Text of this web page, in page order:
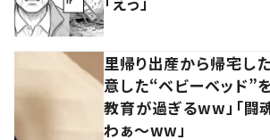
里帰り出産から帰宅し
意した“ベビーベッド”
教育が過ぎるww」「闘
わぁ～ww」